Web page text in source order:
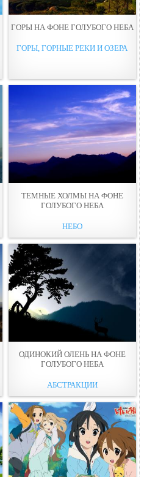
ГОРЫ НА ФОНЕ ГОЛУБОГО НЕБА
ГОРЫ, ГОРНЫЕ РЕКИ И ОЗЕРА
ТЕМНЫЕ ХОЛМЫ НА ФОНЕ
ГОЛУБОГО НЕБА
НЕБО
ОДИНОКИЙ ОЛЕНЬ НА ФОНЕ
ГОЛУБОГО НЕБА
АБСТРАКЦИИ